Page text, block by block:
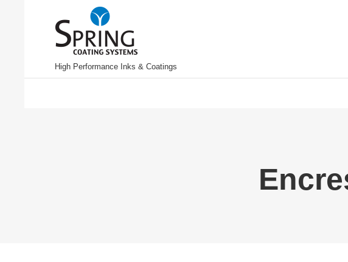
High Performance Inks & Coatings